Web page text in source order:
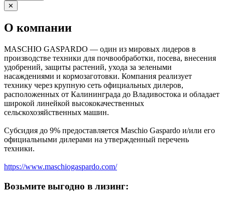
✕
О компании
MASCHIO GASPARDO — один из мировых лидеров в
производстве техники для почвообработки, посева, внесения
удобрений, защиты растений, ухода за зелеными
насаждениями и кормозаготовки. Компания реализует
технику через крупную сеть официальных дилеров,
расположенных от Калининграда до Владивостока и обладает
широкой линейкой высококачественных
сельскохозяйственных машин.
Субсидия до 9% предоставляется Maschio Gaspardo и/или его
официальными дилерами на утвержденный перечень
техники.
https://www.maschiogaspardo.com/
Возьмите выгодно в лизинг: